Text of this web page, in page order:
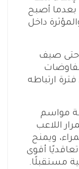
بعدما أصبح
داخل
حتى صيف
مفاوضات
ارتباطه
مواسم
اللاعب
ويمنح
أقوى
مستقبلًا.